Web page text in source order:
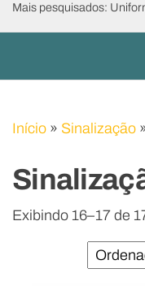
Mais pesquisados:
Início » Sinalização
Exibindo 16–17 de